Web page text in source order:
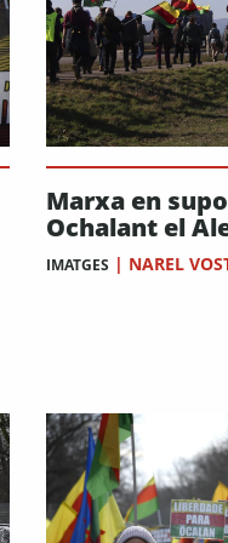
Marxa en
Ochalant el
IMATGES | NAREL